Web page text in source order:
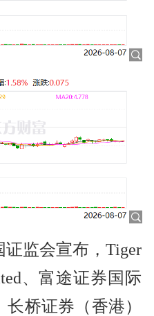
监会宣布，Tiger
、富途证券国际
长桥证券（香港）